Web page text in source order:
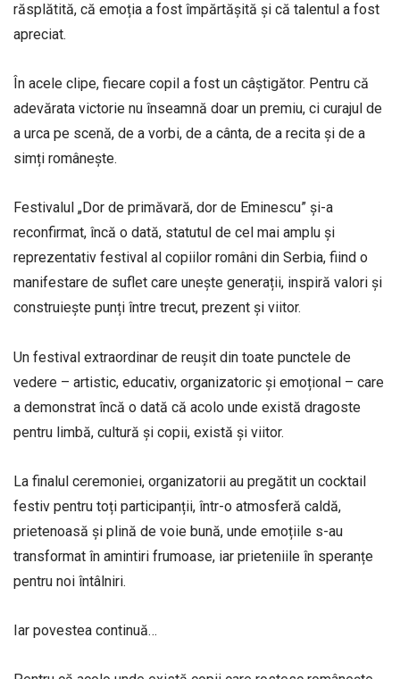
răsplătită, că emoția a fost împărtășită și că talentul a fost
apreciat.
În acele clipe, fiecare copil a fost un câștigător. Pentru că
adevărata victorie nu înseamnă doar un premiu, ci curajul de
a urca pe scenă, de a vorbi, de a cânta, de a recita și de a
simți românește.
Festivalul „Dor de primăvară, dor de Eminescu” și-a
reconfirmat, încă o dată, statutul de cel mai amplu și
reprezentativ festival al copiilor români din Serbia, fiind o
manifestare de suflet care unește generații, inspiră valori și
construiește punți între trecut, prezent și viitor.
Un festival extraordinar de reușit din toate punctele de
vedere – artistic, educativ, organizatoric și emoțional – care
a demonstrat încă o dată că acolo unde există dragoste
pentru limbă, cultură și copii, există și viitor.
La finalul ceremoniei, organizatorii au pregătit un cocktail
festiv pentru toți participanții, într-o atmosferă caldă,
prietenoasă și plină de voie bună, unde emoțiile s-au
transformat în amintiri frumoase, iar prieteniile în speranțe
pentru noi întâlniri.
Iar povestea continuă…